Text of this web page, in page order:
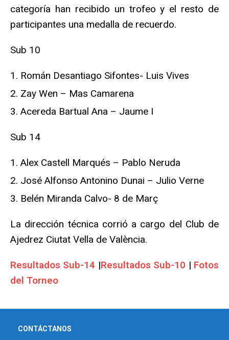
categoría han recibido un trofeo y el resto de
participantes una medalla de recuerdo.
Sub 10
Román Desantiago Sifontes- Luis Vives
Zay Wen – Mas Camarena
Acereda Bartual Ana – Jaume I
Sub 14
Alex Castell Marqués – Pablo Neruda
José Alfonso Antonino Dunai – Julio Verne
Belén Miranda Calvo- 8 de Març
La dirección técnica corrió a cargo del Club de
Ajedrez Ciutat Vella de València.
Resultados Sub-14 |Resultados Sub-10 | Fotos
del Torneo
CONTÁCTANOS